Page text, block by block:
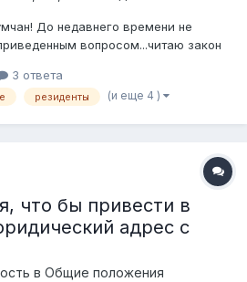
До недавнего времени не
вопросом...читаю закон
п.1 ст.39 ГК, место нахождением
место нахождения его
3 ответа
резиденты (и еще 4 )
что бы привести в
адрес с
в Общие положения